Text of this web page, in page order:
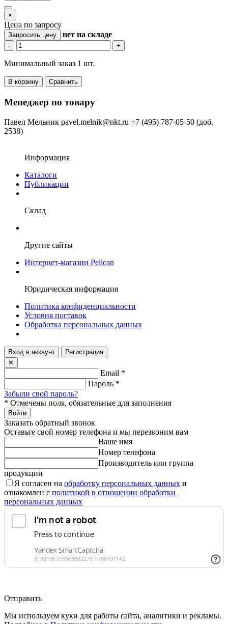
×
Цена по запросу
Запросить цену нет на складе
- +
Минимальный заказ 1 шт.
В корзину Сравнить
Менеджер по товару
Павел Мельник pavel.melnik@nkt.ru +7 (495) 787-05-50 (доб.
2538)
Информация
Каталоги
Публикации
Склад
Другие сайты
Интернет-магазин Pelican
Юридическая информация
Политика конфиденциальности
Условия поставок
Обработка персональных данных
Вход в аккаунт
Регистрация
✕
Email *
Пароль *
Забыли свой пароль?
* Отмечены поля, обязательные для заполнения
Войти
Заказать обратный звонок
Оставьте свой номер телефона и мы перезвоним вам
Ваше имя
Номер телефона
Производитель или группа
продукции
Я согласен на обработку персональных данных и
ознакомлен с политикой в отношении обработки
персональных данных
Отправить
Мы используем куки для работы сайта, аналитики и рекламы.